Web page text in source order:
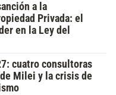
a la
Privada: el
en la Ley del
cuatro consultoras
Milei y la crisis de